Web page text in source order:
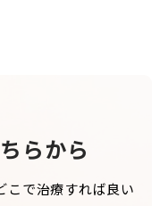
らから
こで治療すれば良い